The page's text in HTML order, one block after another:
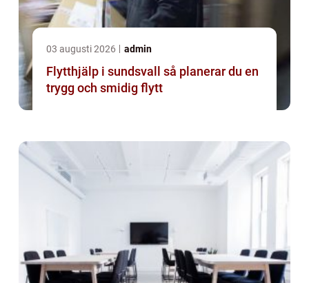
03 augusti 2026 admin
Flytthjälp i sundsvall så planerar du en
trygg och smidig flytt